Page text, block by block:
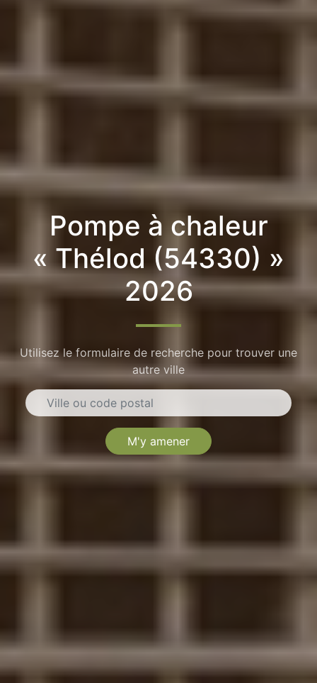
Pompe à chaleur
« Thélod (54330) »
2026
Utilisez le formulaire de recherche pour trouver une
autre ville
M'y amener